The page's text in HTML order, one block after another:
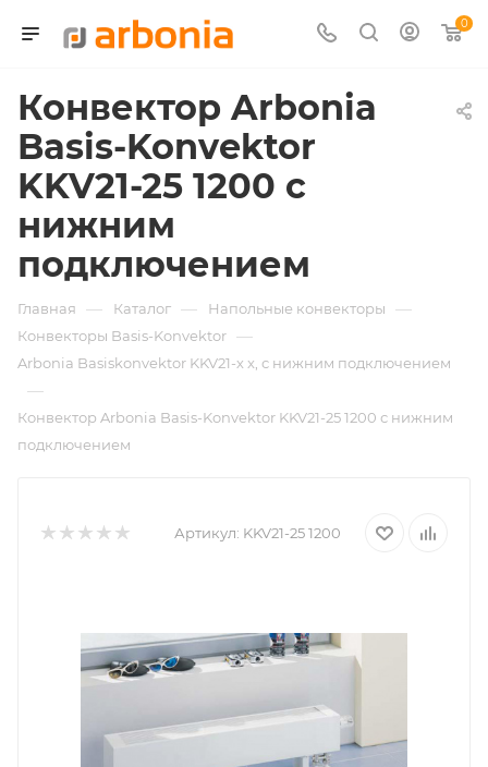
0
Конвектор Arbonia
Basis-Konvektor
KKV21-25 1200 с
нижним
подключением
Главная — Каталог — Напольные конвекторы —
Конвекторы Basis-Konvektor —
Arbonia Basiskonvektor KKV21-х x, с нижним подключением
—
Конвектор Arbonia Basis-Konvektor KKV21-25 1200 с нижним
подключением
Артикул: KKV21-25 1200